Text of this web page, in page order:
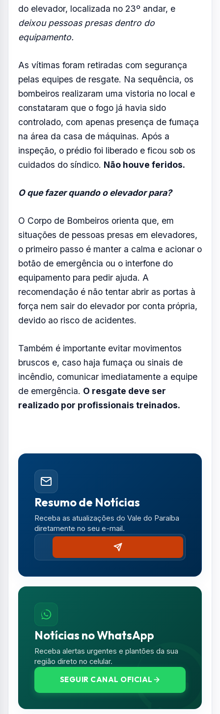
do elevador, localizada no 23º andar, e
deixou pessoas presas dentro do
equipamento.
As vítimas foram retiradas com segurança
pelas equipes de resgate. Na sequência, os
bombeiros realizaram uma vistoria no local e
constataram que o fogo já havia sido
controlado, com apenas presença de fumaça
na área da casa de máquinas. Após a
inspeção, o prédio foi liberado e ficou sob os
cuidados do síndico. Não houve feridos.
O que fazer quando o elevador para?
O Corpo de Bombeiros orienta que, em
situações de pessoas presas em elevadores,
o primeiro passo é manter a calma e acionar o
botão de emergência ou o interfone do
equipamento para pedir ajuda. A
recomendação é não tentar abrir as portas à
força nem sair do elevador por conta própria,
devido ao risco de acidentes.
Também é importante evitar movimentos
bruscos e, caso haja fumaça ou sinais de
incêndio, comunicar imediatamente a equipe
de emergência. O resgate deve ser
realizado por profissionais treinados.
Resumo de Notícias
Receba as atualizações do Vale do Paraíba
diretamente no seu e-mail.
Notícias no WhatsApp
Receba alertas urgentes e plantões da sua
região direto no celular.
SEGUIR CANAL OFICIAL